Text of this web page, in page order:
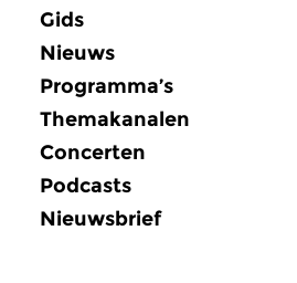
Gids
Nieuws
Programma’s
Themakanalen
Concerten
Podcasts
Nieuwsbrief